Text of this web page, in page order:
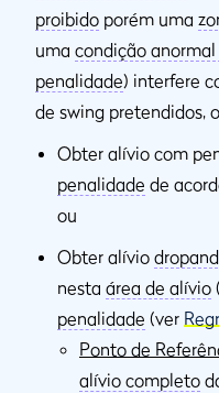
proibido porém uma
uma condição
penalidade) interfere
de swing pretendidos,
Obter alívio com
penalidade de
ou
Obter alívio
nesta área de alívio
penalidade (ver
Ponto de
alívio completo